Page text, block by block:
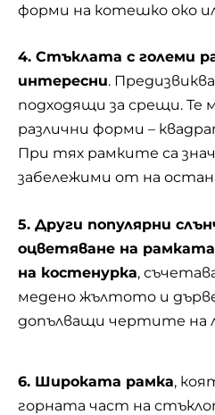
форми на котешко око
4. Стъклата с големи
интересни.
подходящи за срещи. Те
различни форми –
При тях рамките са
забележими от на
5. Други популярни
оцветяване на
на костенурка,
медено жълтото и
допълващи чертите на
6. Широката рамка,
горната част на